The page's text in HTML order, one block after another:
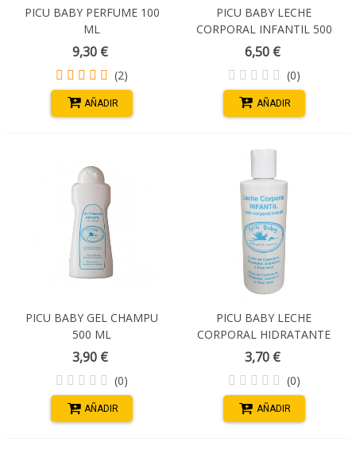
PICU BABY PERFUME 100
ML
9,30 €
(2)
AÑADIR
PICU BABY LECHE
CORPORAL INFANTIL 500
ML
6,50 €
(0)
AÑADIR
PICU BABY GEL CHAMPU
500 ML
3,90 €
(0)
AÑADIR
PICU BABY LECHE
CORPORAL HIDRATANTE
250 ML
3,70 €
(0)
AÑADIR